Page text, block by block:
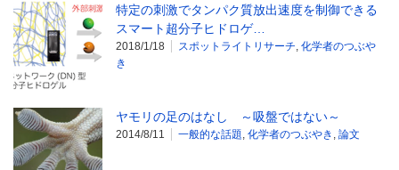
特定の刺激でタンパク質放出速度を制御できる
スマート超分子ヒドロゲ…
2018/1/18 スポットライトリサーチ 化学者のつぶや
き
ヤモリの足のはなし ～吸盤ではない～
2014/8/11 一般的な話題 化学者のつぶやき 論文